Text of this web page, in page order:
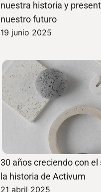
nuestra historia y
nuestro futuro
19 junio 2025
30 años creciendo con el
la historia de Activum
21 abril 2025